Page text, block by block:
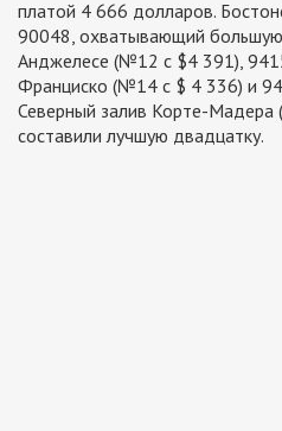
платой 4 666 долларов.
90048, охватывающий большую
Анджелесе (№12 с $4 391),
Франциско (№14 с $ 4 336) и
Северный залив Корте-
составили лучшую двадцатку.